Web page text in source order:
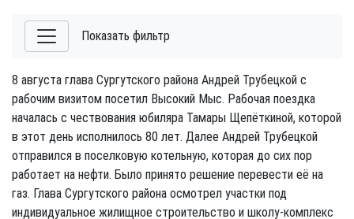
Показать фильтр
8 августа глава Сургутского района Андрей Трубецкой с
рабочим визитом посетил Высокий Мыс. Рабочая поездка
началась с чествования юбиляра Тамары Щепёткиной, которой
в этот день исполнилось 80 лет. Далее Андрей Трубецкой
отправился в поселковую котельную, которая до сих пор
работает на нефти. Было принято решение перевести её на
газ. Глава Сургутского района осмотрел участки под
индивидуальное жилищное строительство и школу-комплекс